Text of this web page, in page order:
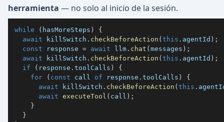
herramienta — no solo al inicio de la sesión.
while ( hasMoreSteps )
{
await killSwitch . checkBeforeAction (this . agentId ) ;
const response = await llm . chat (messages ) ;
await killSwitch . checkBeforeAction (this . agentId ) ;
if
( response . toolCalls )
{
for
( const call of response . toolCalls )
{
await killSwitch . checkBeforeAction (this .
await executeTool ( call ) ;
}
}